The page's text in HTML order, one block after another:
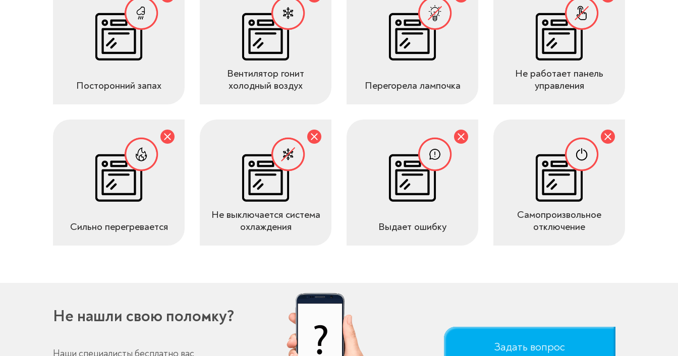
Посторонний запах
Вентилятор гонит
холодный воздух
Перегорела лампочка
Не работает панель
управления
Сильно перегревается
Не выключается система
охлаждения
Выдает ошибку
Самопроизвольное
отключение
Не нашли свою поломку?
Наши специалисты бесплатно вас
Задать вопрос